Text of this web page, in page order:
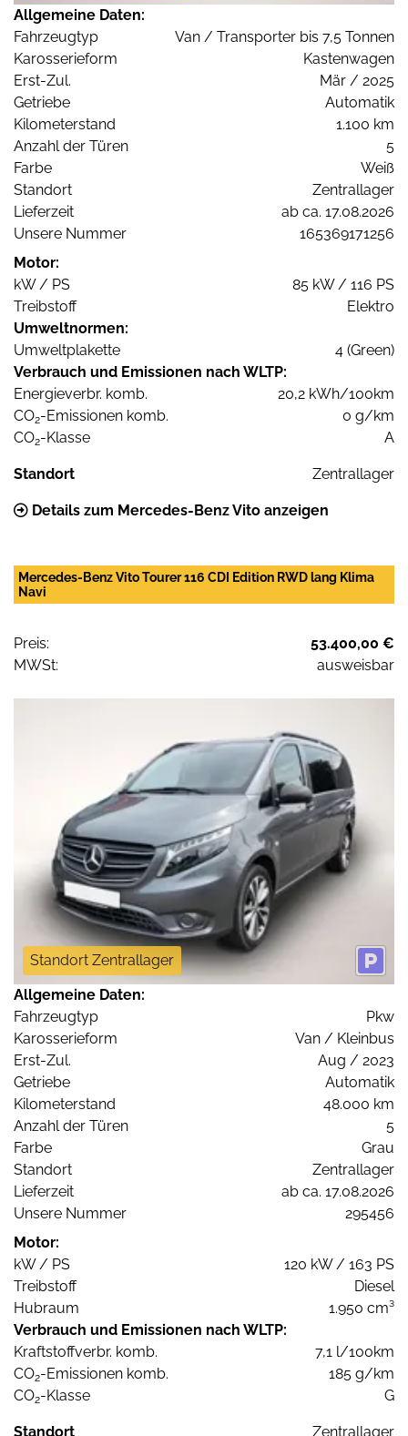
Allgemeine Daten:
Fahrzeugtyp
Van / Transporter bis 7,5 Tonnen
Karosserieform
Kastenwagen
Erst-Zul.
Mär / 2025
Getriebe
Automatik
Kilometerstand
1.100 km
Anzahl der Türen
5
Farbe
Weiß
Standort
Zentrallager
Lieferzeit
ab ca. 17.08.2026
Unsere Nummer
165369171256
Motor:
kW / PS
85 kW / 116 PS
Treibstoff
Elektro
Umweltnormen:
Umweltplakette
4 (Green)
Verbrauch und Emissionen nach WLTP:
Energieverbr. komb.
20,2 kWh/100km
CO2-Emissionen komb.
0 g/km
CO2-Klasse A
Standort Zentrallager
Details zum Mercedes-Benz Vito anzeigen
Mercedes-Benz Vito Tourer 116 CDI Edition RWD lang Klima
Navi
Preis:
53.400,00 €
MWSt:
ausweisbar
Standort Zentrallager
Allgemeine Daten:
Fahrzeugtyp
Pkw
Karosserieform
Van / Kleinbus
Erst-Zul.
Aug / 2023
Getriebe
Automatik
Kilometerstand
48.000 km
Anzahl der Türen
5
Farbe
Grau
Standort
Zentrallager
Lieferzeit
ab ca. 17.08.2026
Unsere Nummer
295456
Motor:
kW / PS
120 kW / 163 PS
Treibstoff
Diesel
Hubraum
1.950 cm³
Verbrauch und Emissionen nach WLTP:
Kraftstoffverbr. komb.
7,1 l/100km
CO2-Emissionen komb.
185 g/km
CO2-Klasse G
Standort Zentrallager